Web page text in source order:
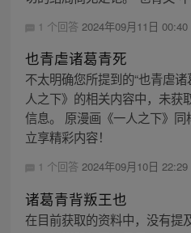
1 个回答 2024年09月11日 00:40
也青虐诸葛青死
不太明确您所提到的“也青虐
人之下》的相关内容中，未获
信息。 原漫画《一人之下》
立享精彩内容！
1 个回答 2024年09月10日 22:29
诸葛青背叛王也
在目前获取的资料中，没有提